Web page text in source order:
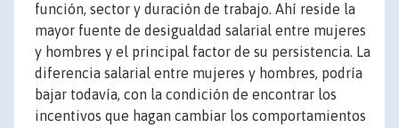
función, sector y duración de trabajo. Ahí reside la
mayor fuente de desigualdad salarial entre mujeres
y hombres y el principal factor de su persistencia. La
diferencia salarial entre mujeres y hombres, podría
bajar todavía, con la condición de encontrar los
incentivos que hagan cambiar los comportamientos